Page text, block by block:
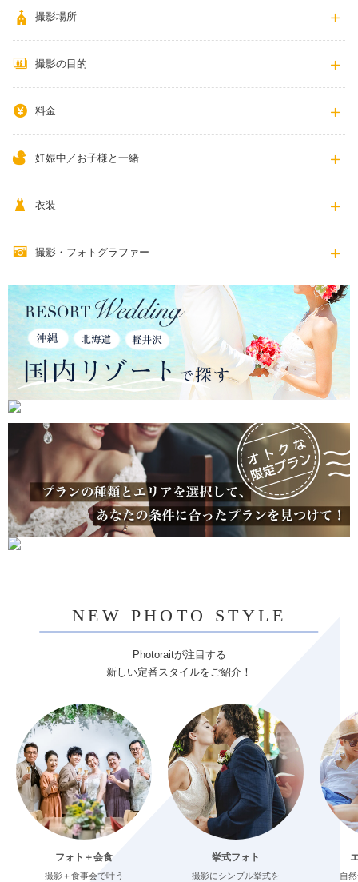
撮影場所
撮影の目的
料金
妊娠中／お子様と一緒
衣装
撮影・フォトグラファー
NEW PHOTO STYLE
Photoraitが注目する
新しい定番スタイルをご紹介！
フォト＋会食
撮影＋食事会で叶う
挙式フォト
撮影にシンプル挙式を
自